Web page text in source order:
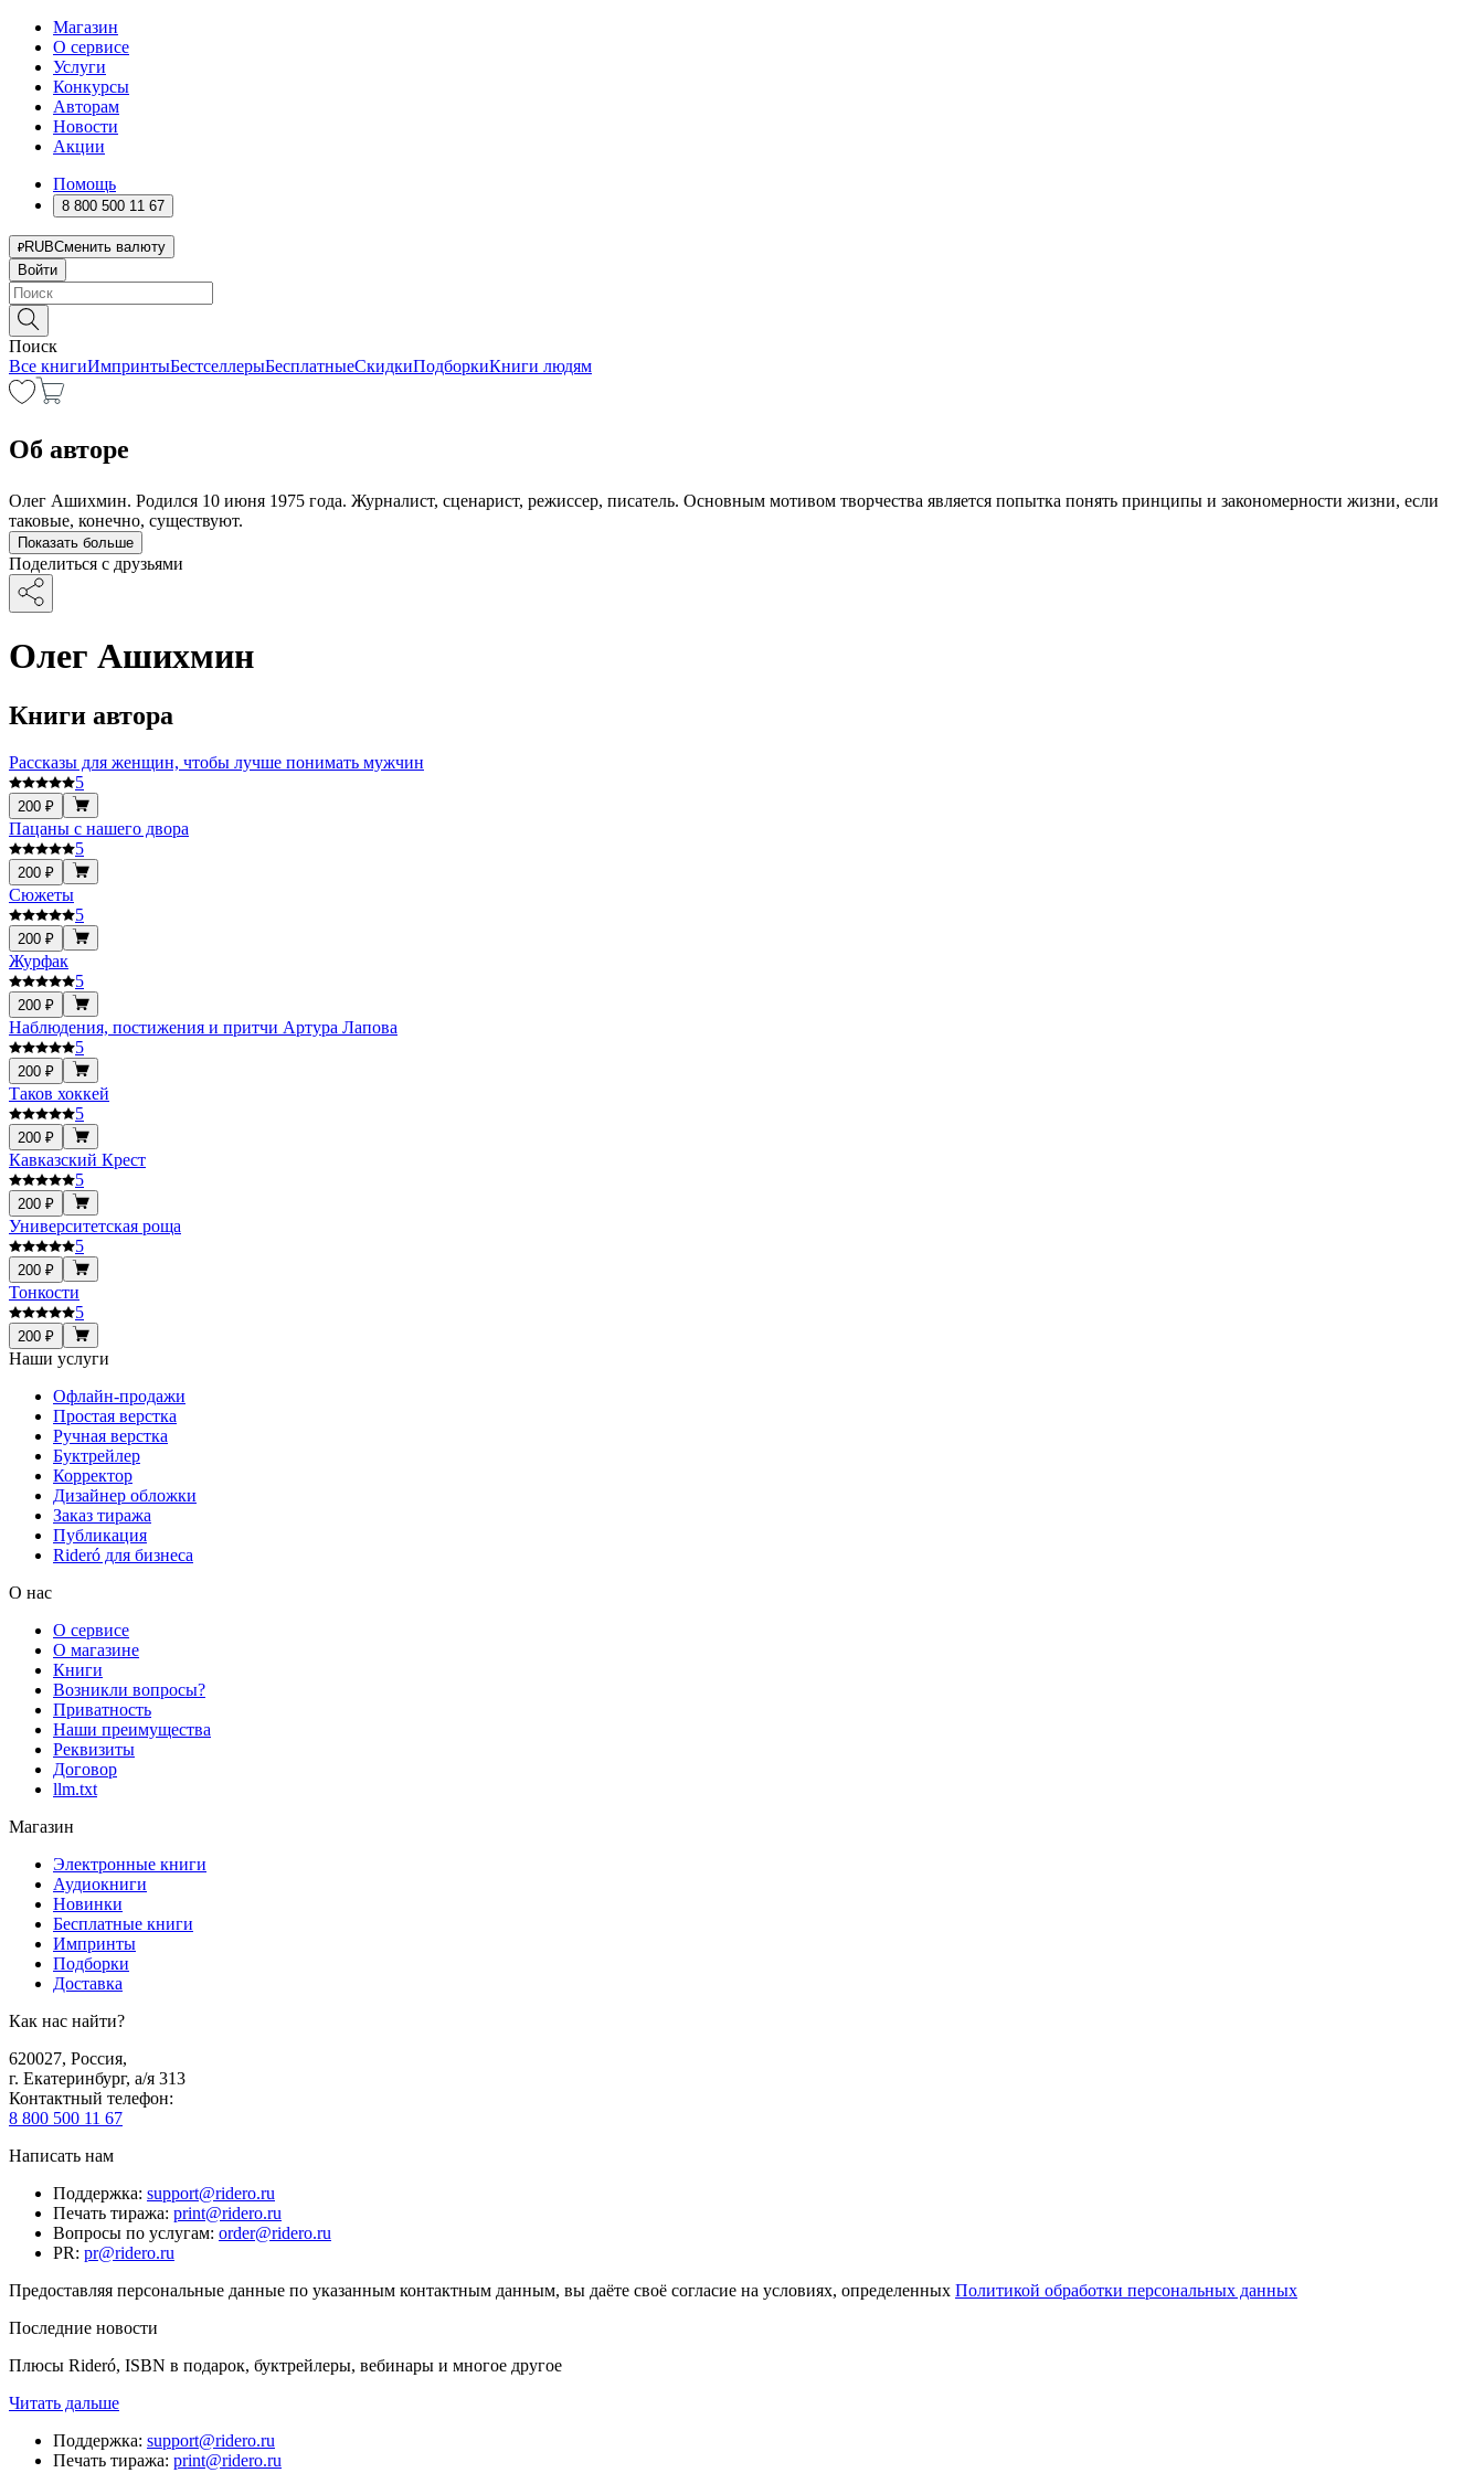
Магазин
О сервисе
Услуги
Конкурсы
Авторам
Новости
Акции
Помощь
8 800 500 11 67
RUBСменить валюту
Войти
Поиск
Все книгиИмпринтыБестселлерыБесплатныеСкидкиПодборкиКниги людям
Об авторе
Олег Ашихмин. Родился 10 июня 1975 года. Журналист, сценарист, режиссер, писатель. Основным мотивом творчества является попытка понять принципы и закономерности жизни, если
таковые, конечно, существуют.
Показать больше
Поделиться с друзьями
Олег Ашихмин
Книги автора
Рассказы для женщин, чтобы лучше понимать мужчин
5
200 ₽
Пацаны с нашего двора
5
200 ₽
Сюжеты
5
200 ₽
Журфак
5
200 ₽
Наблюдения, постижения и притчи Артура Лапова
5
200 ₽
Таков хоккей
5
200 ₽
Кавказский Крест
5
200 ₽
Университетская роща
5
200 ₽
Тонкости
5
200 ₽
Наши услуги
Офлайн-продажи
Простая верстка
Ручная верстка
Буктрейлер
Корректор
Дизайнер обложки
Заказ тиража
Публикация
Rideró для бизнеса
О нас
О сервисе
О магазине
Книги
Возникли вопросы?
Приватность
Наши преимущества
Реквизиты
Договор
llm.txt
Магазин
Электронные книги
Аудиокниги
Новинки
Бесплатные книги
Импринты
Подборки
Доставка
Как нас найти?
620027, Россия,
г. Екатеринбург, а/я 313
Контактный телефон:
8 800 500 11 67
Написать нам
Поддержка: support@ridero.ru
Печать тиража: print@ridero.ru
Вопросы по услугам: order@ridero.ru
PR: pr@ridero.ru
Предоставляя персональные данные по указанным контактным данным, вы даёте своё согласие на условиях, определенных Политикой обработки персональных данных
Последние новости
Плюсы Rideró, ISBN в подарок, буктрейлеры, вебинары и многое другое
Читать дальше
Поддержка: support@ridero.ru
Печать тиража: print@ridero.ru